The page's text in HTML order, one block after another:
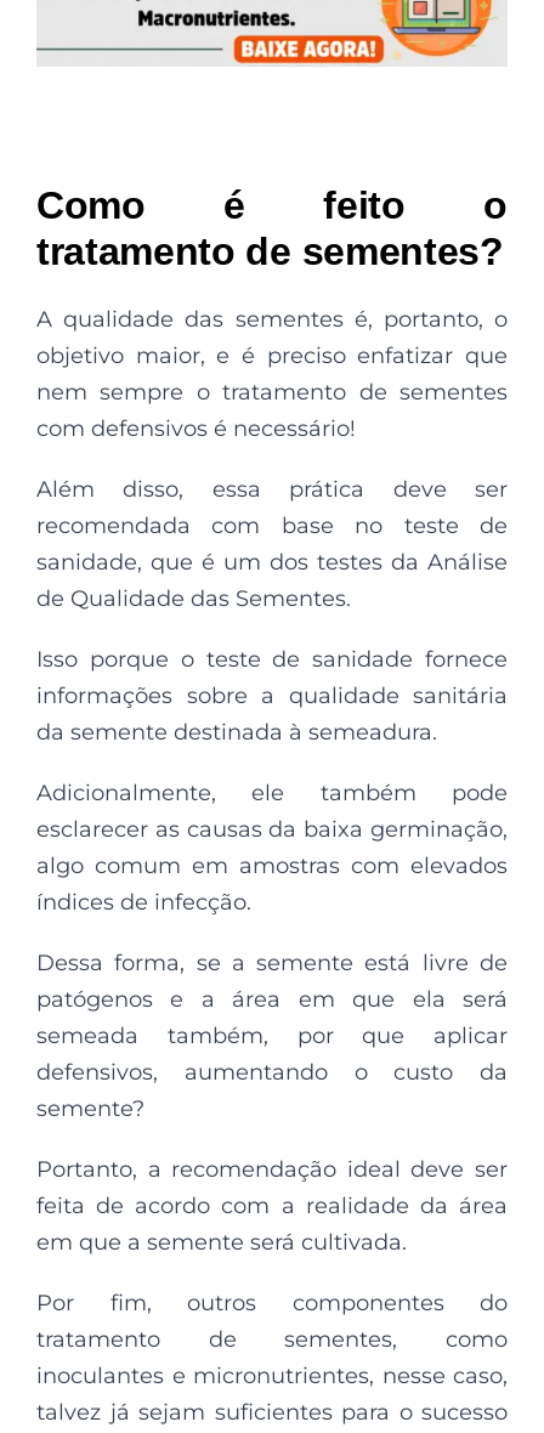
Como é feito o
tratamento de sementes?
A qualidade das sementes é, portanto, o
objetivo maior, e é preciso enfatizar que
nem sempre o tratamento de sementes
com defensivos é necessário!
Além disso, essa prática deve ser
recomendada com base no teste de
sanidade, que é um dos testes da Análise
de Qualidade das Sementes.
Isso porque o teste de sanidade fornece
informações sobre a qualidade sanitária
da semente destinada à semeadura.
Adicionalmente, ele também pode
esclarecer as causas da baixa germinação,
algo comum em amostras com elevados
índices de infecção.
Dessa forma, se a semente está livre de
patógenos e a área em que ela será
semeada também, por que aplicar
defensivos, aumentando o custo da
semente?
Portanto, a recomendação ideal deve ser
feita de acordo com a realidade da área
em que a semente será cultivada.
Por fim, outros componentes do
tratamento de sementes, como
inoculantes e micronutrientes, nesse caso,
talvez já sejam suficientes para o sucesso